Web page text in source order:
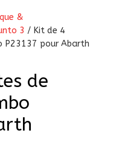
&
3 / Kit de 4
P23137 pour Abarth
de